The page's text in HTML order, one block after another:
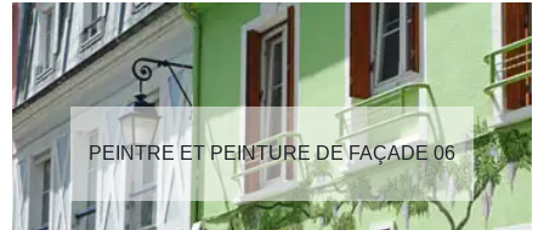
PEINTRE ET PEINTURE DE FAÇADE 06